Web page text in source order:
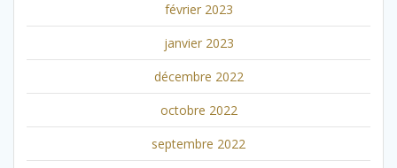
février 2023
janvier 2023
décembre 2022
octobre 2022
septembre 2022